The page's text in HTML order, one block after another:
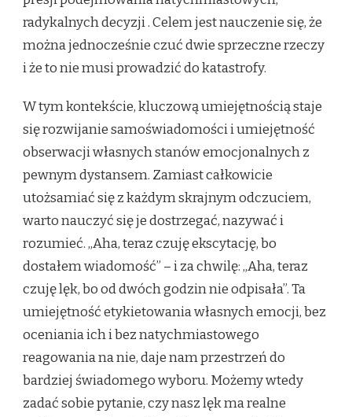
radykalnych decyzji. Celem jest nauczenie się, że
można jednocześnie czuć dwie sprzeczne rzeczy
i że to nie musi prowadzić do katastrofy.
W tym kontekście, kluczową umiejętnością staje
się rozwijanie samoświadomości i umiejętność
obserwacji własnych stanów emocjonalnych z
pewnym dystansem. Zamiast całkowicie
utożsamiać się z każdym skrajnym odczuciem,
warto nauczyć się je dostrzegać, nazywać i
rozumieć. „Aha, teraz czuję ekscytację, bo
dostałem wiadomość” – i za chwilę: „Aha, teraz
czuję lęk, bo od dwóch godzin nie odpisała”. Ta
umiejętność etykietowania własnych emocji, bez
oceniania ich i bez natychmiastowego
reagowania na nie, daje nam przestrzeń do
bardziej świadomego wyboru. Możemy wtedy
zadać sobie pytanie, czy nasz lęk ma realne